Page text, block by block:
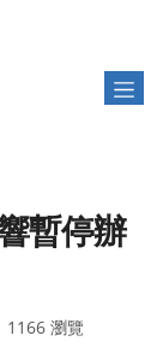
暫停辦
1166 瀏覽